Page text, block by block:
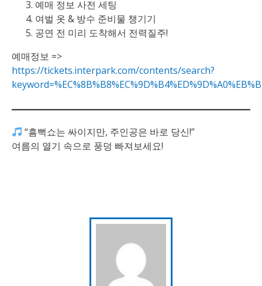
예매 정보 사전 세팅
여벌 옷 & 방수 준비물 챙기기
공연 전 미리 도착해서 전력질주!
예매정보 =>
https://tickets.interpark.com/contents/search?
“흠뻑쇼는 싸이지만, 주인공은 바로 당신!”
여름의 열기 속으로 풍덩 빠져보세요!